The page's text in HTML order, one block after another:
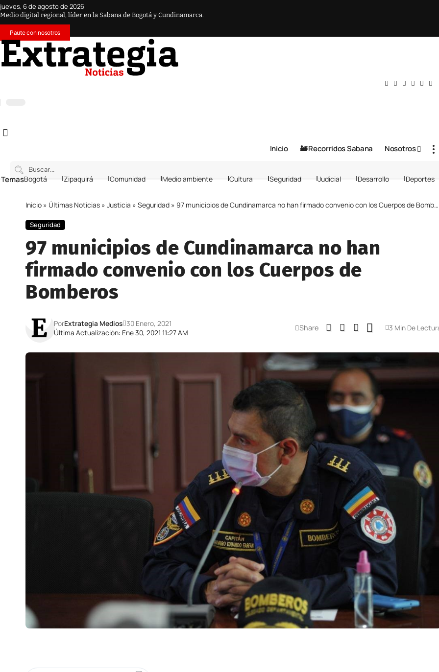
jueves, 6 de agosto de 2026
Medio digital regional, líder en la Sabana de Bogotá y Cundinamarca.
Paute con nosotros
Inicio 🚂 Recorridos Sabana Nosotros
Bogotá Zipaquirá Comunidad Medio ambiente Cultura Seguridad Judicial Desarrollo Deportes
Inicio » Últimas Noticias » Justicia » Seguridad » 97 municipios de Cundinamarca no han firmado convenio con los Cuerpos de Bomberos
Seguridad
97 municipios de Cundinamarca no han
firmado convenio con los Cuerpos de
Bomberos
Última Actualización: Ene 30, 2021 11:27 AM
PorExtrategia Medios 30 Enero, 2021 Share 3 Min De